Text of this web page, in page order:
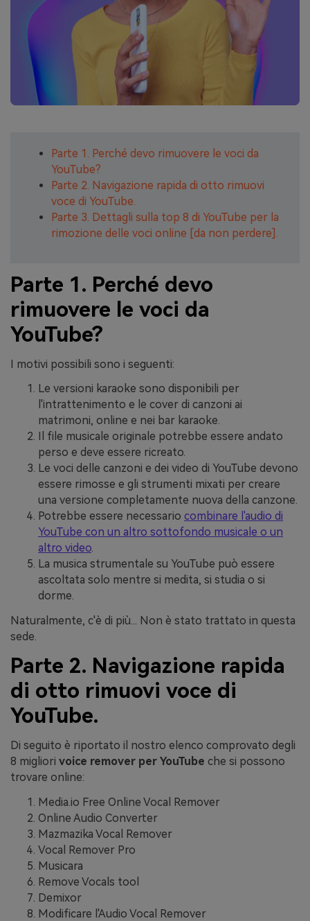
Parte 1. Perché devo rimuovere le voci da
YouTube?
Parte 2. Navigazione rapida di otto rimuovi
voce di YouTube.
Parte 3. Dettagli sulla top 8 di YouTube per la
rimozione delle voci online [da non perdere].
Parte 1. Perché devo
rimuovere le voci da
YouTube?
I motivi possibili sono i seguenti:
Le versioni karaoke sono disponibili per
l'intrattenimento e le cover di canzoni ai
matrimoni, online e nei bar karaoke.
Il file musicale originale potrebbe essere andato
perso e deve essere ricreato.
Le voci delle canzoni e dei video di YouTube devono
essere rimosse e gli strumenti mixati per creare
una versione completamente nuova della canzone.
Potrebbe essere necessario combinare l'audio di
YouTube con un altro sottofondo musicale o un
altro video.
La musica strumentale su YouTube può essere
ascoltata solo mentre si medita, si studia o si
dorme.
Naturalmente, c'è di più... Non è stato trattato in questa
sede.
Parte 2. Navigazione rapida
di otto rimuovi voce di
YouTube.
Di seguito è riportato il nostro elenco comprovato degli
8 migliori voice remover per YouTube che si possono
trovare online:
Media.io Free Online Vocal Remover
Online Audio Converter
Mazmazika Vocal Remover
Vocal Remover Pro
Musicara
Remove Vocals tool
Demixor
Modificare l'Audio Vocal Remover